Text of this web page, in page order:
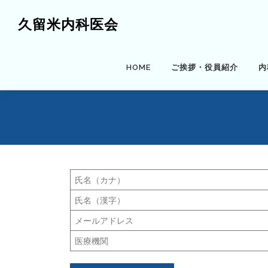
ス
久留米内科医会
HOME ご挨拶・役員紹介
氏名（カナ）
氏名（漢字）
メールアドレス
医療機関